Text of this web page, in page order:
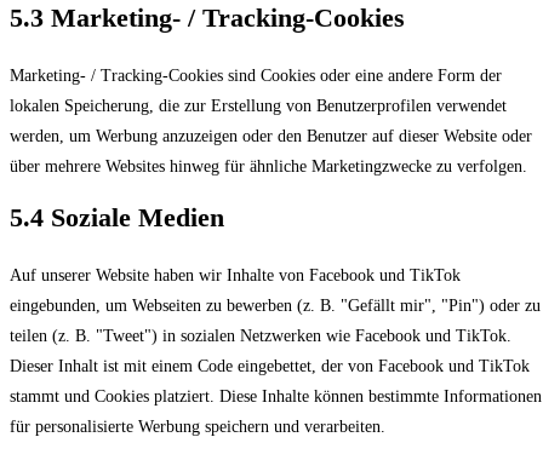
5.3 Marketing- / Tracking-Cookies
Marketing- / Tracking-Cookies sind Cookies oder eine andere Form der
lokalen Speicherung, die zur Erstellung von Benutzerprofilen verwendet
werden, um Werbung anzuzeigen oder den Benutzer auf dieser Website oder
über mehrere Websites hinweg für ähnliche Marketingzwecke zu verfolgen.
5.4 Soziale Medien
Auf unserer Website haben wir Inhalte von Facebook und TikTok
eingebunden, um Webseiten zu bewerben (z. B. "Gefällt mir", "Pin") oder zu
teilen (z. B. "Tweet") in sozialen Netzwerken wie Facebook und TikTok.
Dieser Inhalt ist mit einem Code eingebettet, der von Facebook und TikTok
stammt und Cookies platziert. Diese Inhalte können bestimmte Informationen
für personalisierte Werbung speichern und verarbeiten.